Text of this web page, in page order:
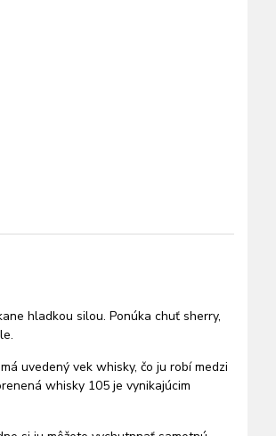
hladkou silou. Ponúka chuť sherry,
uvedený vek whisky, čo ju robí medzi
whisky 105 je vynikajúcim